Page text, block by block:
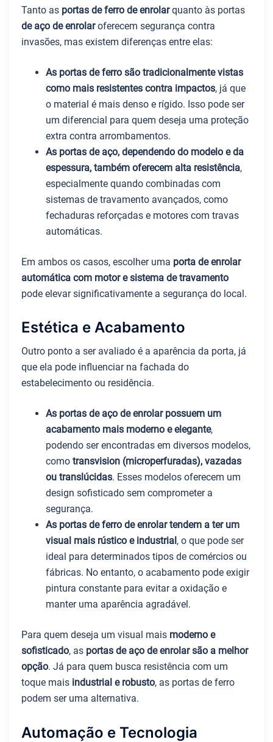
Tanto as portas de ferro de enrolarquanto às portas
de aço de enrolaroferecem segurança contra
invasões, mas existem diferenças entre elas:
As portas de ferro são tradicionalmente vistas
como mais resistentes contra impactos, já que
o material é mais denso e rígido. Isso pode ser
um diferencial para quem deseja uma proteção
extra contra arrombamentos.
As portas de aço, dependendo do modelo e da
espessura, também oferecem alta resistência,
especialmente quando combinadas com
sistemas de travamento avançados, como
fechaduras reforçadas e motores com travas
automáticas.
Em ambos os casos, escolher uma porta de enrolar
automática com motor e sistema de travamento
pode elevar significativamente a segurança do local.
Estética e Acabamento
Outro ponto a ser avaliado é a aparência da porta, já
que ela pode influenciar na fachada do
estabelecimento ou residência.
As portas de aço de enrolar possuem um
acabamento mais moderno e elegante,
podendo ser encontradas em diversos modelos,
como transvision (microperfuradas), vazadas
ou translúcidas. Esses modelos oferecem um
design sofisticado sem comprometer a
segurança.
As portas de ferro de enrolar tendem a ter um
visual mais rústico e industrial , o que pode ser
ideal para determinados tipos de comércios ou
fábricas. No entanto, o acabamento pode exigir
pintura constante para evitar a oxidação e
manter uma aparência agradável.
Para quem deseja um visual mais moderno e
sofisticado, as portas de aço de enrolar são a melhor
opção. Já para quem busca resistência com um
toque mais industrial e robusto, as portas de ferro
podem ser uma alternativa.
Automação e Tecnologia